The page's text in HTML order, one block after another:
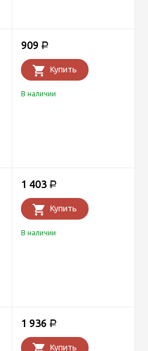
909 Р
Купить
В наличии
1 403 Р
Купить
В наличии
1 936 Р
Купить